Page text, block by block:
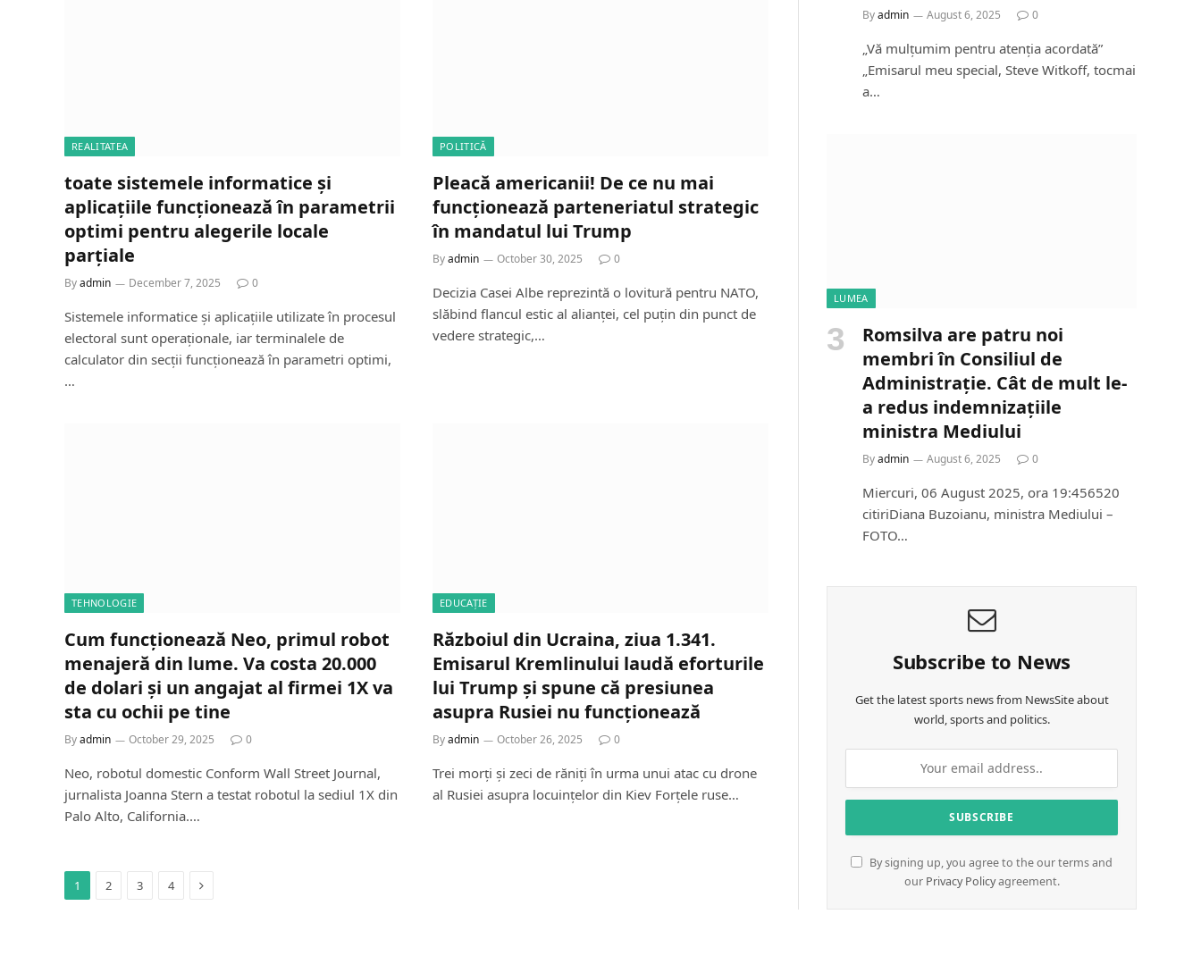
REALITATEA
toate sistemele informatice și
aplicațiile funcționează în parametrii
optimi pentru alegerile locale
parțiale
Byadmin December 7, 2025 0
Sistemele informatice și aplicațiile utilizate în procesul
electoral sunt operaționale, iar terminalele de
calculator din secții funcționează în parametri optimi,
…
POLITICĂ
Pleacă americanii! De ce nu mai
funcționează parteneriatul strategic
în mandatul lui Trump
Byadmin October 30, 2025 0
Decizia Casei Albe reprezintă o lovitură pentru NATO,
slăbind flancul estic al alianței, cel puțin din punct de
vedere strategic,…
TEHNOLOGIE
Cum funcționează Neo, primul robot
menajeră din lume. Va costa 20.000
de dolari și un angajat al firmei 1X va
sta cu ochii pe tine
Byadmin October 29, 2025 0
Neo, robotul domestic Conform Wall Street Journal,
jurnalista Joanna Stern a testat robotul la sediul 1X din
Palo Alto, California.…
EDUCAȚIE
Războiul din Ucraina, ziua 1.341.
Emisarul Kremlinului laudă eforturile
lui Trump și spune că presiunea
asupra Rusiei nu funcționează
Byadmin October 26, 2025 0
Trei morți și zeci de răniți în urma unui atac cu drone
al Rusiei asupra locuințelor din Kiev Forțele ruse…
1 2 3 4 Next
Byadmin August 6, 2025 0
„Vă mulțumim pentru atenția acordată”
„Emisarul meu special, Steve Witkoff, tocmai
a…
LUMEA
Romsilva are patru noi
membri în Consiliul de
Administrație. Cât de mult le-
a redus indemnizațiile
ministra Mediului
Byadmin August 6, 2025 0
Miercuri, 06 August 2025, ora 19:456520
citiriDiana Buzoianu, ministra Mediului –
FOTO…
Subscribe to News
Get the latest sports news from NewsSite about
world, sports and politics.
By signing up, you agree to the our terms and
our Privacy Policyagreement.